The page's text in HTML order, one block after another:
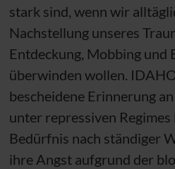
stark sind, wenn wir
Nachstellung unseres
Entdeckung, Mobbing und
überwinden wollen.
bescheidene Erinnerung
unter repressiven Regimes
Bedürfnis nach ständiger
ihre Angst aufgrund der